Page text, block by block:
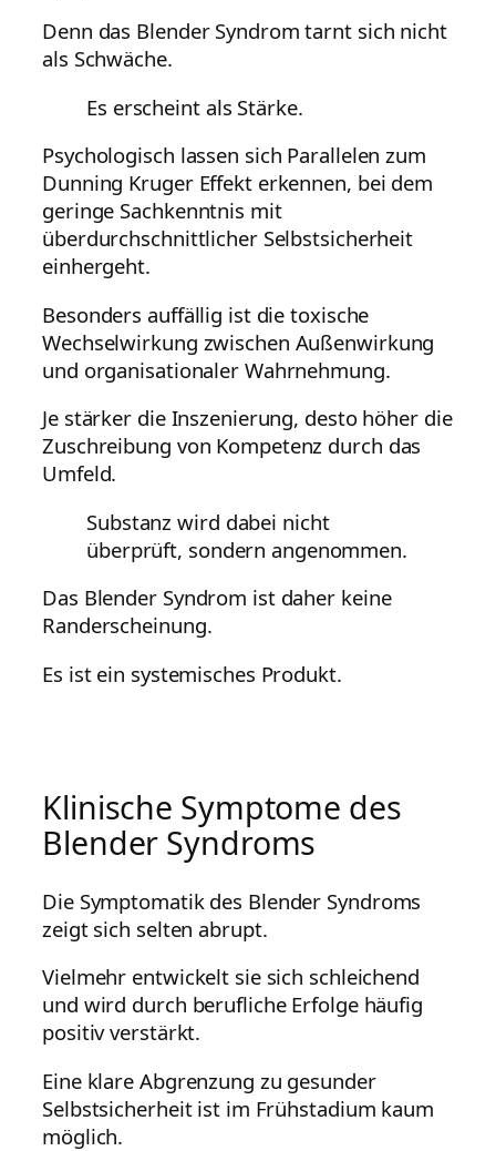
Denn das Blender Syndrom tarnt sich nicht
als Schwäche.
Es erscheint als Stärke.
Psychologisch lassen sich Parallelen zum
Dunning Kruger Effekt erkennen, bei dem
geringe Sachkenntnis mit
überdurchschnittlicher Selbstsicherheit
einhergeht.
Besonders auffällig ist die toxische
Wechselwirkung zwischen Außenwirkung
und organisationaler Wahrnehmung.
Je stärker die Inszenierung, desto höher die
Zuschreibung von Kompetenz durch das
Umfeld.
Substanz wird dabei nicht
überprüft, sondern angenommen.
Das Blender Syndrom ist daher keine
Randerscheinung.
Es ist ein systemisches Produkt.
Klinische Symptome des
Blender Syndroms
Die Symptomatik des Blender Syndroms
zeigt sich selten abrupt.
Vielmehr entwickelt sie sich schleichend
und wird durch berufliche Erfolge häufig
positiv verstärkt.
Eine klare Abgrenzung zu gesunder
Selbstsicherheit ist im Frühstadium kaum
möglich.